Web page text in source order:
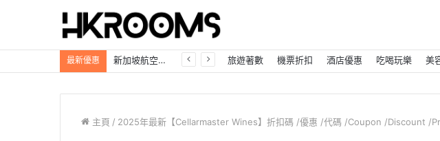
最新優惠 新加坡航空【2026年全球航線大優惠】樟宜機場世界級設施帶您環遊世界！ 旅遊著數 機票折扣 酒店優惠 吃喝玩樂 美
主頁 / 2025年最新【Cellarmaster Wines】折扣碼 /優惠 /代碼 /Coupon /Discount /